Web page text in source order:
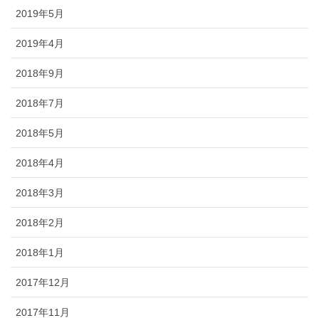
2019年5月
2019年4月
2018年9月
2018年7月
2018年5月
2018年4月
2018年3月
2018年2月
2018年1月
2017年12月
2017年11月